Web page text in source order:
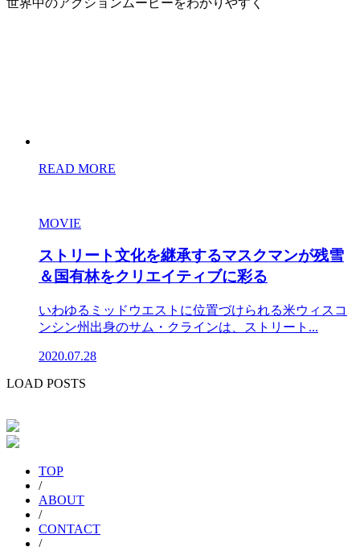
READ MORE
MOVIE
ストリート文化を継承するマスクマンが残雪
＆国有林をクリエイティブに彩る
いわゆるミッドウエストに位置づけられる米ウィスコ
ンシン州出身のサム・クラインは、ストリート...
2020.07.28
LOAD POSTS
TOP
/
ABOUT
/
CONTACT
/